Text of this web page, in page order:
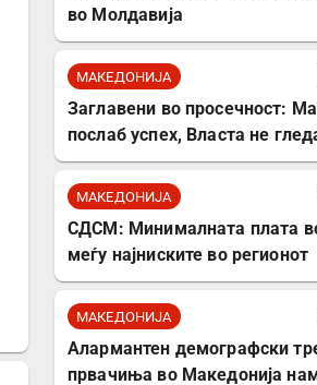
во Молдавија
МАКЕДОНИЈА
Заглавени во просечност:
послаб успех, Власта не
МАКЕДОНИЈА
СДСМ: Минималната плата
меѓу најниските во регионот
МАКЕДОНИЈА
Алармантен демографски
првачиња во Македонија